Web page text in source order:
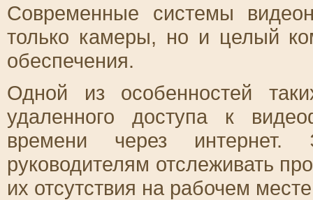
Современные системы
только камеры, но и целый
обеспечения.
Одной из особенностей
удаленного доступа к
времени через интернет.
руководителям отслеживать
их отсутствия на рабочем